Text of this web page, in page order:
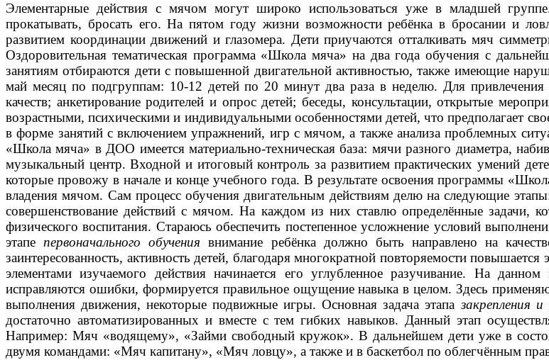
Элементарные действия с мячом могут широко использоваться уже в младшей
прокатывать, бросать его. На пятом году жизни возможности ребёнка в бросании и
развитием координации движений и глазомера. Дети приучаются отталкивать мяч
Оздоровительная тематическая программа «Школа мяча» на два года обучения с
занятиям отбираются дети с повышенной двигательной активностью, также имеющие
май месяц по подгруппам: 10-12 детей по 20 минут два раза в неделю. Для привлечения
качеств; анкетирование родителей и опрос детей; беседы, консультации, открытые
возрастными, психическими и индивидуальными особенностями детей, что предполагает
в форме занятий с включением упражнений, игр с мячом, а также анализа проблемных
«Школа мяча» в ДОО имеется материально-техническая база: мячи разного диаметра,
музыкальный центр. Входной и итоговый контроль за развитием практических умений
которые провожу в начале и конце учебного года. В результате освоения программы
владения мячом. Сам процесс обучения двигательным действиям делю на следующие
совершенствование действий с мячом. На каждом из них ставлю определённые задачи,
физического воспитания. Стараюсь обеспечить постепенное усложнение условий
этапе первоначального обучения внимание ребёнка должно быть направлено на
заинтересованность, активность детей, благодаря многократной повторяемости
элементами изучаемого действия начинается его углубленное разучивание. На
исправляются ошибки, формируется правильное ощущение навыка в целом. Здесь
выполнения движения, некоторые подвижные игры. Основная задача этапазакрепления
достаточно автоматизированных и вместе с тем гибких навыков. Данный этап
Например: Мяч «водящему», «Займи свободный кружок». В дальнейшем дети уже в
двумя командами: «Мяч капитану», «Мяч ловцу», а также и в баскетбол по облегчённым